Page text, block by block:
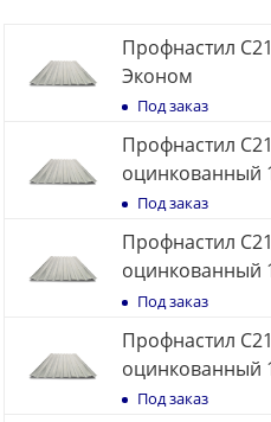
Профнастил
Эконом
Под заказ
Профнастил
оцинкованный
Под заказ
Профнастил
оцинкованный
Под заказ
Профнастил
оцинкованный
Под заказ